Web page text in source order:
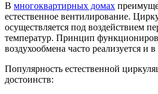
В многоквартирных домах
естественное вентилирование.
осуществляется под воздействием
температур. Принцип
воздухообмена часто реализуется и
Популярность естественной
достоинств: